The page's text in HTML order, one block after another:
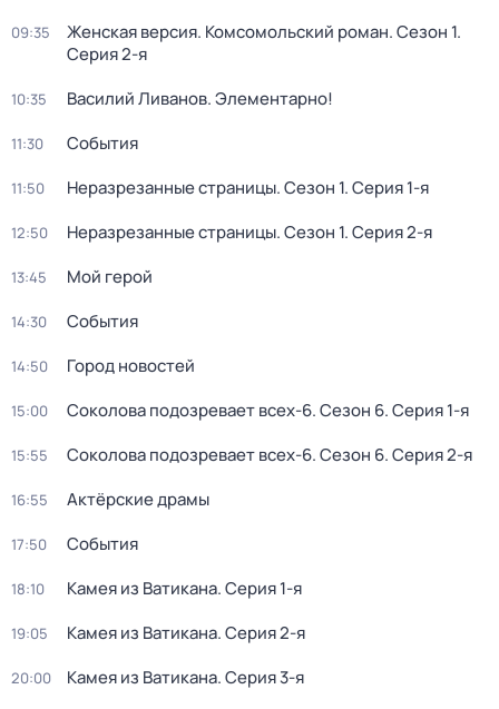
09:35 Женская версия. Комсомольский роман. Сезон 1.
Серия 2-я
10:35 Василий Ливанов. Элементарно!
11:30 События
11:50 Неразрезанные страницы. Сезон 1. Серия 1-я
12:50 Неразрезанные страницы. Сезон 1. Серия 2-я
13:45 Мой герой
14:30 События
14:50 Город новостей
15:00 Соколова подозревает всех-6. Сезон 6. Серия 1-я
15:55 Соколова подозревает всех-6. Сезон 6. Серия 2-я
16:55 Актёрские драмы
17:50 События
18:10 Камея из Ватикана. Серия 1-я
19:05 Камея из Ватикана. Серия 2-я
20:00 Камея из Ватикана. Серия 3-я